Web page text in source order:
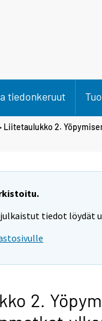
tiedonkeruut
Liitetaulukko 2.
julkaistut tiedot löydät
2.